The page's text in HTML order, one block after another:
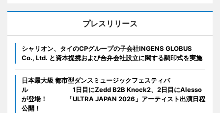
プレスリリース
シャリオン、タイのCPグループの子会社INGENS GLOBUS
Co., Ltd. と資本提携および合弁会社設立に関する調印式を実施
日本最大級 都市型ダンスミュージックフェスティバ
ル 1日目にZedd B2B Knock2、2日目にAlesso
が登場！ 「ULTRA JAPAN 2026」アーティスト出演日程
公開！